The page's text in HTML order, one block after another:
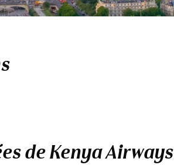
de Kenya Airways